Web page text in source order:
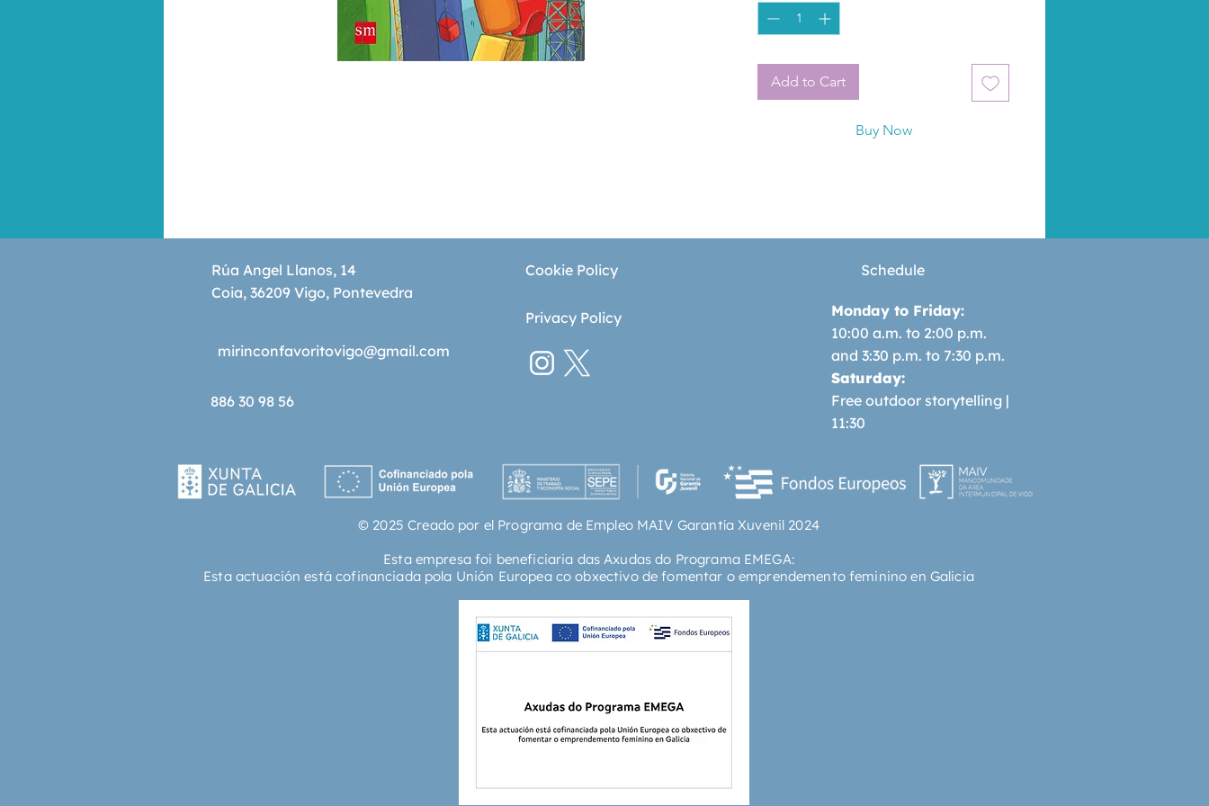
que hacer para conseguir tales
superpoderes? Ni te lo imaginas...Un
los niños la magia de convertirse en
Add to Cart
Buy Now
Rúa Angel Llanos, 14
Coia, 36209 Vigo, Pontevedra
mirinconfavoritovigo@gmail.com
886 30 98 56
Cookie Policy
Privacy Policy
Schedule
Monday to Friday:
10:00 a.m. to 2:00 p.m.
and 3:30 p.m. to 7:30 p.m.
Saturday:
Free outdoor storytelling |
11:30
© 2025 Creado por el Programa de Empleo MAIV Garantía Xuvenil 2024
Esta empresa foi beneficiaria das Axudas do Programa EMEGA:
Esta actuación está cofinanciada pola Unión Europea co obxectivo de fomentar o emprendemento feminino en Galicia